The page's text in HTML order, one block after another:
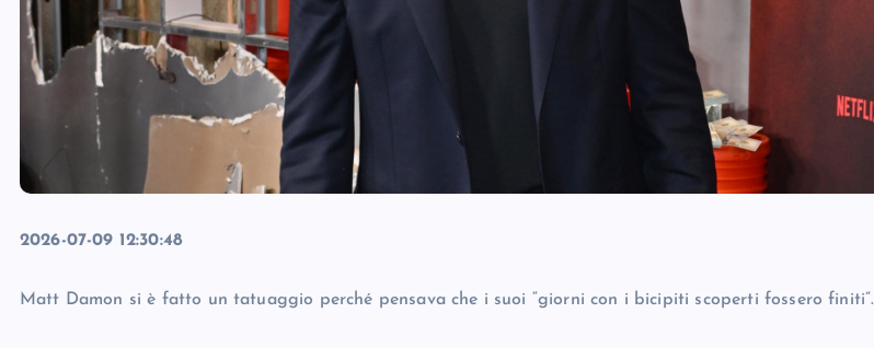
2026-07-09 12:30:48
Matt Damon si è fatto un tatuaggio perché pensava che i suoi “giorni con i bicipiti scoperti fossero finiti”.